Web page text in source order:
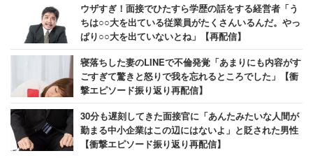
ウザすぎ！面接でひたすら学歴の話をする経営者「う
ちは○○大を出ている従業員がたくさんいるんだ。やっ
ぱり○○大を出ていないとね」【再配信】
寝落ちした妻のLINEで不倫発覚「あまりにも内容がす
ごすぎて驚きと怒りで我を忘れるところでした」【衝
撃エピソード振り返り再配信】
30分も遅刻してきた面接官に「あんたみたいな人間が
勤まる中小企業はこの辺にはないよ」と貶された男性
【衝撃エピソード振り返り再配信】